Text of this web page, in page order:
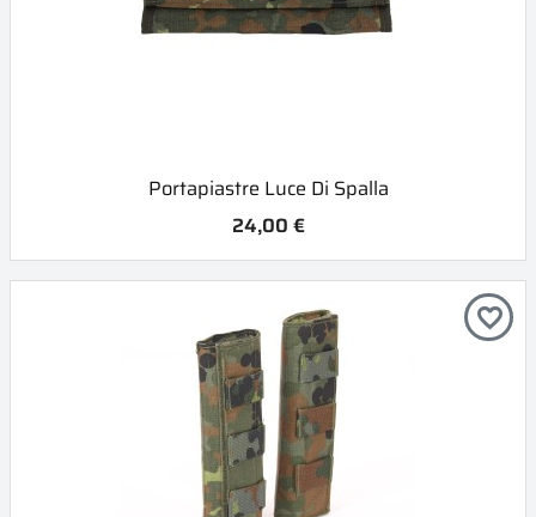
Portapiastre Luce Di Spalla
24,00 €
favorite_border